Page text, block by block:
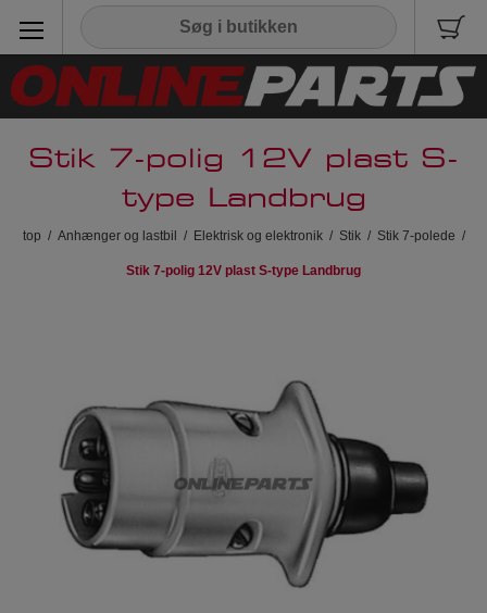
Stik 7-polig 12V plast S-
type Landbrug
top / Anhænger og lastbil / Elektrisk og elektronik / Stik / Stik 7-polede /
Stik 7-polig 12V plast S-type Landbrug